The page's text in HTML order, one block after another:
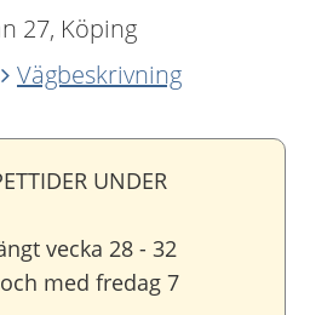
27, Köping
Vägbeskrivning
UNDER
vecka 28 - 32
med fredag 7